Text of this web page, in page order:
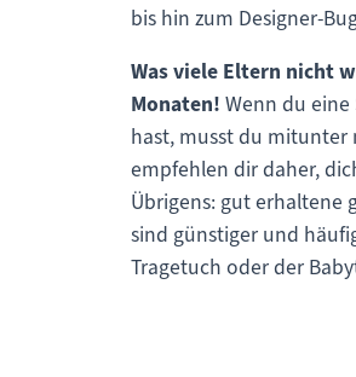
bis hin zum Designer-
Was viele Eltern nicht
Monaten! Wenn du
hast, musst du mitunter
empfehlen dir daher,
Übrigens: gut erhaltene
sind günstiger und
Tragetuch oder der